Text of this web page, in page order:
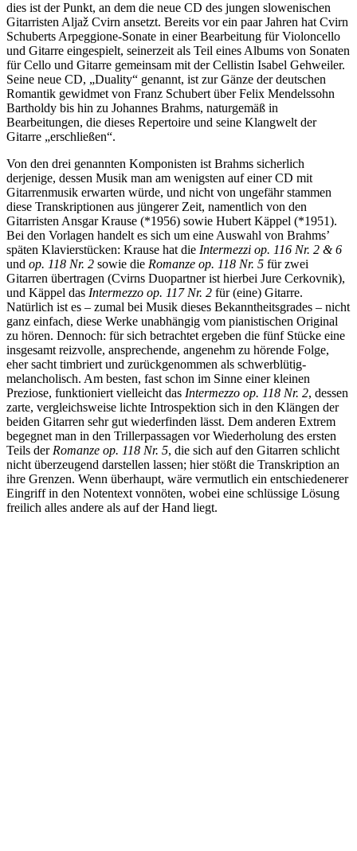
dies ist der Punkt, an dem die neue CD des jungen slowenischen
Gitarristen Aljaž Cvirn ansetzt. Bereits vor ein paar Jahren hat Cvirn
Schuberts Arpeggione-Sonate in einer Bearbeitung für Violoncello
und Gitarre eingespielt, seinerzeit als Teil eines Albums von Sonaten
für Cello und Gitarre gemeinsam mit der Cellistin Isabel Gehweiler.
Seine neue CD, „Duality“ genannt, ist zur Gänze der deutschen
Romantik gewidmet von Franz Schubert über Felix Mendelssohn
Bartholdy bis hin zu Johannes Brahms, naturgemäß in
Bearbeitungen, die dieses Repertoire und seine Klangwelt der
Gitarre „erschließen“.
Von den drei genannten Komponisten ist Brahms sicherlich
derjenige, dessen Musik man am wenigsten auf einer CD mit
Gitarrenmusik erwarten würde, und nicht von ungefähr stammen
diese Transkriptionen aus jüngerer Zeit, namentlich von den
Gitarristen Ansgar Krause (*1956) sowie Hubert Käppel (*1951).
Bei den Vorlagen handelt es sich um eine Auswahl von Brahms’
späten Klavierstücken: Krause hat die Intermezzi op. 116 Nr. 2 & 6
und op. 118 Nr. 2 sowie die Romanze op. 118 Nr. 5 für zwei
Gitarren übertragen (Cvirns Duopartner ist hierbei Jure Cerkovnik),
und Käppel das Intermezzo op. 117 Nr. 2 für (eine) Gitarre.
Natürlich ist es – zumal bei Musik dieses Bekanntheitsgrades – nicht
ganz einfach, diese Werke unabhängig vom pianistischen Original
zu hören. Dennoch: für sich betrachtet ergeben die fünf Stücke eine
insgesamt reizvolle, ansprechende, angenehm zu hörende Folge,
eher sacht timbriert und zurückgenommen als schwerblütig-
melancholisch. Am besten, fast schon im Sinne einer kleinen
Preziose, funktioniert vielleicht das Intermezzo op. 118 Nr. 2, dessen
zarte, vergleichsweise lichte Introspektion sich in den Klängen der
beiden Gitarren sehr gut wiederfinden lässt. Dem anderen Extrem
begegnet man in den Trillerpassagen vor Wiederholung des ersten
Teils der Romanze op. 118 Nr. 5, die sich auf den Gitarren schlicht
nicht überzeugend darstellen lassen; hier stößt die Transkription an
ihre Grenzen. Wenn überhaupt, wäre vermutlich ein entschiedenerer
Eingriff in den Notentext vonnöten, wobei eine schlüssige Lösung
freilich alles andere als auf der Hand liegt.